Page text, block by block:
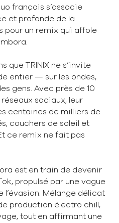
français s’associe
et profonde de la
pour un remix qui affole
que TRINIX ne s’invite
entier — sur les ondes,
gens. Avec près de 10
réseaux sociaux, leur
centaines de milliers de
couchers de soleil et
ce remix ne fait pas
est en train de devenir
propulsé par une vague
l’évasion. Mélange délicat
production électro chill,
tout en affirmant une